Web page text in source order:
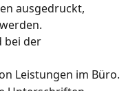
ausgedruckt,
bei der
Leistungen im Büro.